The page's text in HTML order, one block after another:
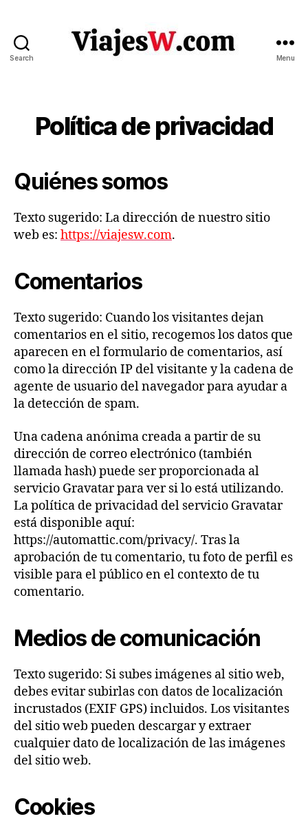
Search Menu
Política de privacidad
Quiénes somos
Texto sugerido: La dirección de nuestro sitio
web es: https://viajesw.com.
Comentarios
Texto sugerido: Cuando los visitantes dejan
comentarios en el sitio, recogemos los datos que
aparecen en el formulario de comentarios, así
como la dirección IP del visitante y la cadena de
agente de usuario del navegador para ayudar a
la detección de spam.
Una cadena anónima creada a partir de su
dirección de correo electrónico (también
llamada hash) puede ser proporcionada al
servicio Gravatar para ver si lo está utilizando.
La política de privacidad del servicio Gravatar
está disponible aquí:
https://automattic.com/privacy/. Tras la
aprobación de tu comentario, tu foto de perfil es
visible para el público en el contexto de tu
comentario.
Medios de comunicación
Texto sugerido: Si subes imágenes al sitio web,
debes evitar subirlas con datos de localización
incrustados (EXIF GPS) incluidos. Los visitantes
del sitio web pueden descargar y extraer
cualquier dato de localización de las imágenes
del sitio web.
Cookies